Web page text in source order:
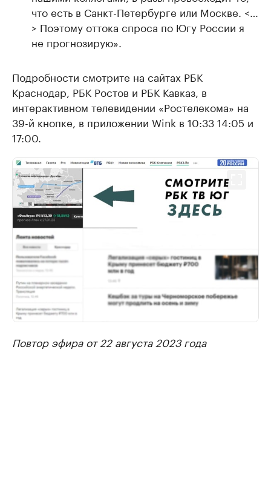
что есть в Санкт-Петербурге или Москве. <…
> Поэтому оттока спроса по Югу России я
не прогнозирую».
Подробности смотрите на сайтах РБК
Краснодар, РБК Ростов и РБК Кавказ, в
интерактивном телевидении «Ростелекома» на
39-й кнопке, в приложении Wink в 10:33 14:05 и
17:00.
Повтор эфира от 22 августа 2023 года